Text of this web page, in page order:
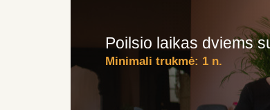
Poilsio laikas dviems
Minimali trukmė: 1 n.